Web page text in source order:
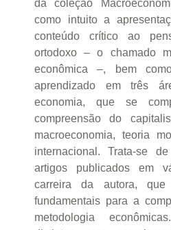
da coleção
como intuito a
conteúdo crítico ao
ortodoxo – o chamado
econômica –, bem
aprendizado em três
economia, que se
compreensão do
macroeconomia, teoria
internacional. Trata-se
artigos publicados em
carreira da autora, que
fundamentais para a
metodologia